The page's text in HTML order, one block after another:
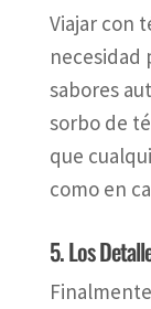
Viajar con
necesidad
sabores
sorbo de
que
como en
5. Los